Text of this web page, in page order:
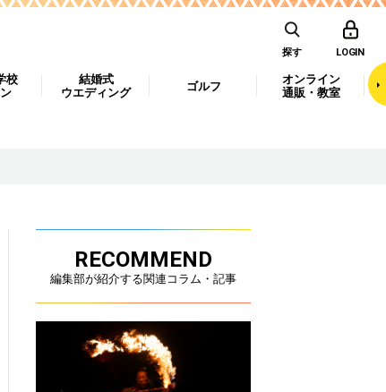
探す LOGIN
校
結婚式
ウエディング
ゴルフ
オンライン
通販・教室
RECOMMEND
編集部が紹介する関連コラム・記事